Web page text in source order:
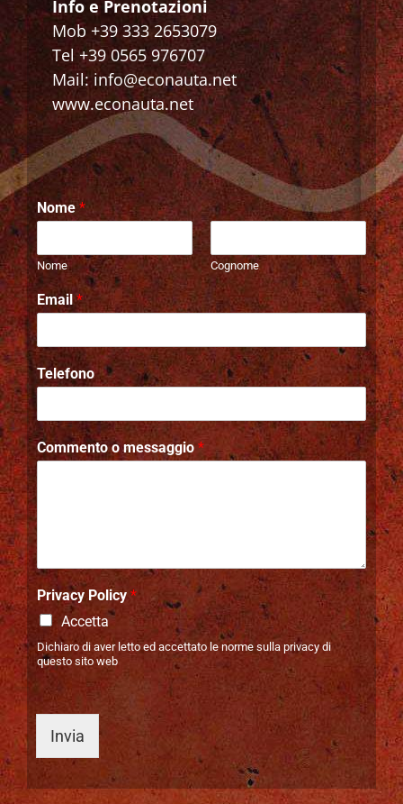
Info e Prenotazioni
Mob +39 333 2653079
Tel +39 0565 976707
Mail: info@econauta.net
www.econauta.net
Nome *
Nome Cognome
Email*
Telefono
Commento o messaggio *
Privacy Policy *
Accetta
Dichiaro di aver letto ed accettato le norme sulla privacy di
questo sito web
Invia